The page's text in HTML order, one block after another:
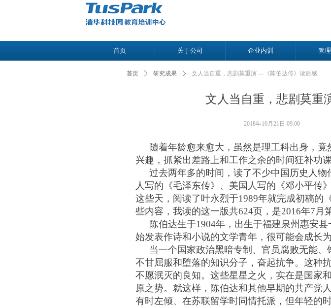
首页 关于公司 企业内训 管
文人当自重，悲剧莫重
首页 ꄲ 研究成果 ꄲ 文人当自重，悲剧莫重演 —《陈伯达传》读后感
随着年龄愈来愈大，虽然是理工科出身，
兴趣，抓紧出差路上和工作之余的时间狂补功课
过去两年多的时间，读了不少中国历史人
人写的《毛泽东传》、美国人写的《邓小平传
这些天，阅读了叶永烈于1989年就完成初稿的
些内容，我读的这一版共624页，是2016年7月
陈伯达生于1904年，出生于福建泉州惠安
始发表作诗和小说的文学青年，很可能会成长
当一个国家政治黑暗专制、官员腐败无能
不甘屈服和堕落的知识分子，奋起抗争。这种
不愿泯灭的良知。这些星星之火，实在是国家
原之势。就这样，陈伯达和其他早期的共产党
有时左倾、在苏联留学时同情托派，但年轻的
2018年10月21日 09:00